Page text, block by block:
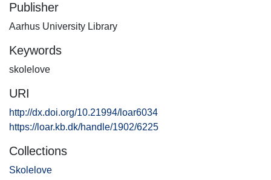
Publisher
Aarhus University Library
Keywords
skolelove
URI
http://dx.doi.org/10.21994/loar6034
https://loar.kb.dk/handle/1902/6225
Collections
Skolelove